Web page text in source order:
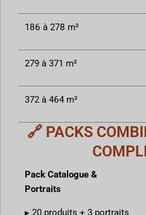
186 à 278 m²
279 à 371 m²
372 à 464 m²
🔗 PACKS
Pack Catalogue &
Portraits
▸ 20 produits + 3 portraits